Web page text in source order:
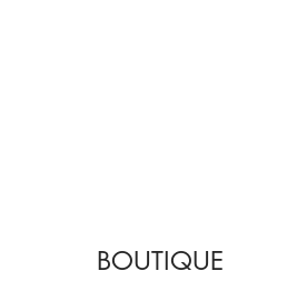
KATIA / EASY KNIT / 17
BOUTIQUE